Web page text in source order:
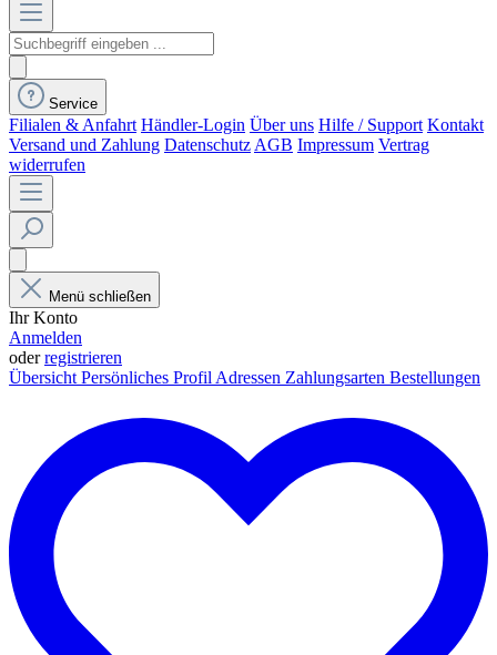
Service
Filialen & Anfahrt Händler-Login Über uns Hilfe / Support Kontakt
Versand und Zahlung Datenschutz AGB Impressum Vertrag
widerrufen
Menü schließen
Ihr Konto
Anmelden
oderregistrieren
Übersicht Persönliches Profil Adressen Zahlungsarten Bestellungen